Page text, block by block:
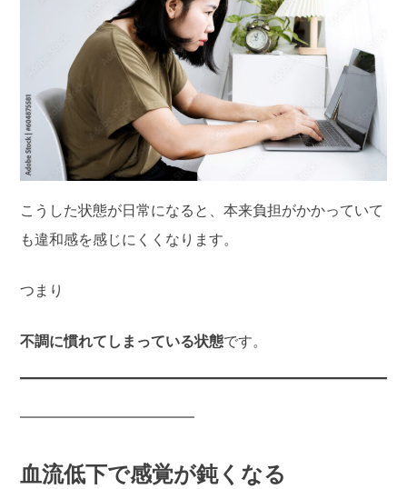
こうした状態が日常になると、本来負担がかかっていて
も違和感を感じにくくなります。
つまり
不調に慣れてしまっている状態です。
――――――――――――
血流低下で感覚が鈍くなる